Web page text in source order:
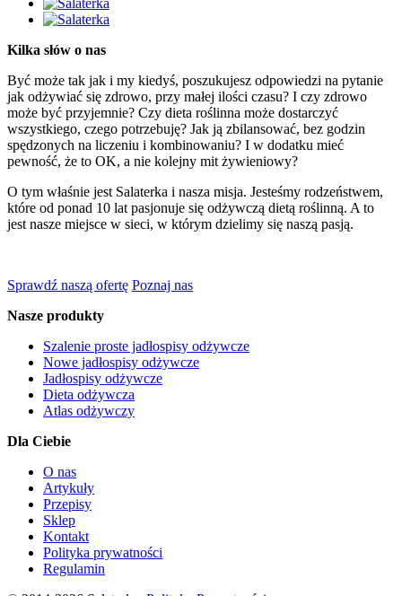
Kilka słów o nas
Być może tak jak i my kiedyś, poszukujesz odpowiedzi na pytanie
jak odżywiać się zdrowo, przy małej ilości czasu? I czy zdrowo
może być przyjemnie? Czy dieta roślinna może dostarczyć
wszystkiego, czego potrzebuję? Jak ją zbilansować, bez godzin
spędzonych na liczeniu i kombinowaniu? I w dodatku mieć
pewność, że to OK, a nie kolejny mit żywieniowy?
O tym właśnie jest Salaterka i nasza misja. Jesteśmy rodzeństwem,
które od ponad 10 lat pasjonuje się odżywczą dietą roślinną. A to
jest nasze miejsce w sieci, w którym dzielimy się naszą pasją.
Sprawdź naszą ofertę Poznaj nas
Nasze produkty
Szalenie proste jadłospisy odżywcze
Nowe jadłospisy odżywcze
Jadłospisy odżywcze
Dieta odżywcza
Atlas odżywczy
Dla Ciebie
O nas
Artykuły
Przepisy
Sklep
Kontakt
Polityka prywatności
Regulamin